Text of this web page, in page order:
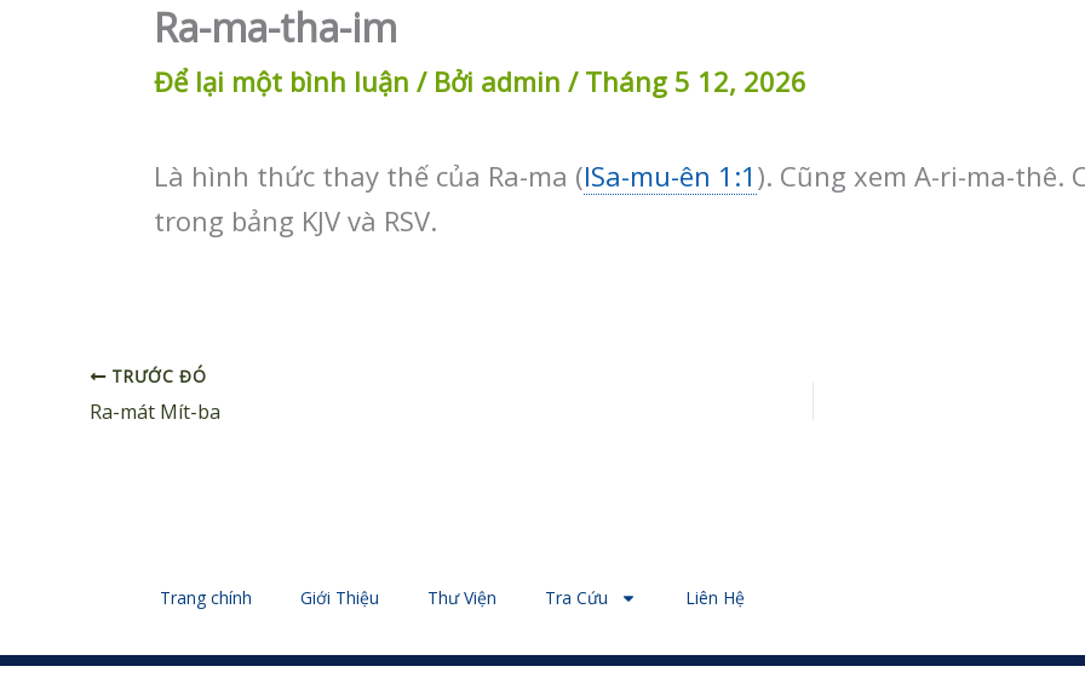
Ra-ma-tha-im
Để lại một bình luận / Bởi admin / Tháng 5 12, 2026
Là hình thức thay thế của Ra-ma (ISa-mu-ên 1:1 ). Cũng xem A-ri-ma-thê.
trong bảng KJV và RSV.
TRƯỚC ĐÓ
Ra-mát Mít-ba
Trang chính Giới Thiệu Thư Viện Tra Cứu Liên Hệ